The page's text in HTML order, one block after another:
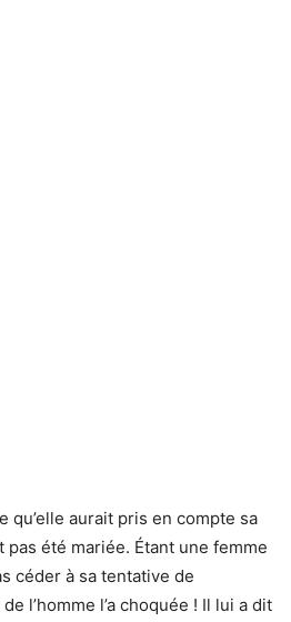
qu’elle aurait pris en compte sa
pas été mariée. Étant une femme
céder à sa tentative de
l’homme l’a choquée ! Il lui a dit